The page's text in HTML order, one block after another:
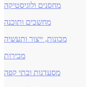
מחסנים ולוגיסטיקה
מחשבים ותוכנה
מכונות, ייצור ותעשיה
מכירות
מסעדנות ובתי קפה